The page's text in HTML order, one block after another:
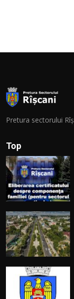
Pretura sectorului
Top